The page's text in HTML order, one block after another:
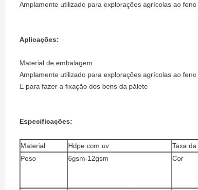
Amplamente utilizado para explorações agrícolas ao
Aplicações:
Material de embalagem
Amplamente utilizado para explorações agrícolas ao
E para fazer a fixação dos bens da pálete
Especificações:
Material Hdpe com uv Taxa
Peso
6gsm-12gsm Cor